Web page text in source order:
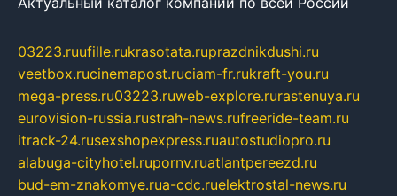
03223.ruufille.rukrasotata.ruprazdnikdushi.ru
veetbox.rucinemapost.ruciam-fr.rukraft-you.ru
mega-press.ru03223.ruweb-explore.rurastenuya.ru
eurovision-russia.rustrah-news.rufreeride-team.ru
itrack-24.rusexshopexpress.ruautostudiopro.ru
alabuga-cityhotel.rupornv.ruatlantpereezd.ru
bud-em-znakomye.rua-cdc.ruelektrostal-news.ru